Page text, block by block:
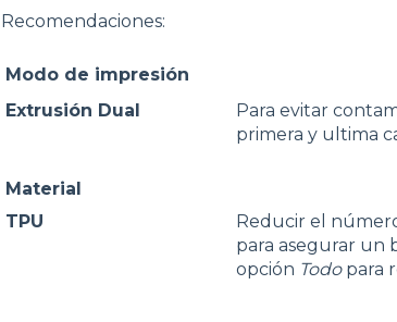
Recomendaciones:
Modo de impresión
Extrusión Dual
Para evitar
primera y ultima
Material
TPU
Reducir el
para asegurar un
opción Todopara